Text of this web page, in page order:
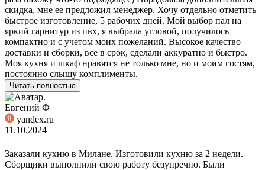
скидка, мне ее предложил менеджер. Хочу отдельно отметить
быстрое изготовление, 5 рабочих дней. Мой выбор пал на
яркий гарнитур из пвх, я выбрала угловой, получилось
компактно и с учетом моих пожеланий. Высокое качество
доставки и сборки, все в срок, сделали аккуратно и быстро.
Моя кухня и шкаф нравятся не только мне, но и моим гостям,
постоянно слышу комплименты.
Читать полностью
Евгений Ф
yandex.ru
11.10.2024
Заказали кухню в Милане. Изготовили кухню за 2 недели.
Сборщики выполнили свою работу безупречно. Были